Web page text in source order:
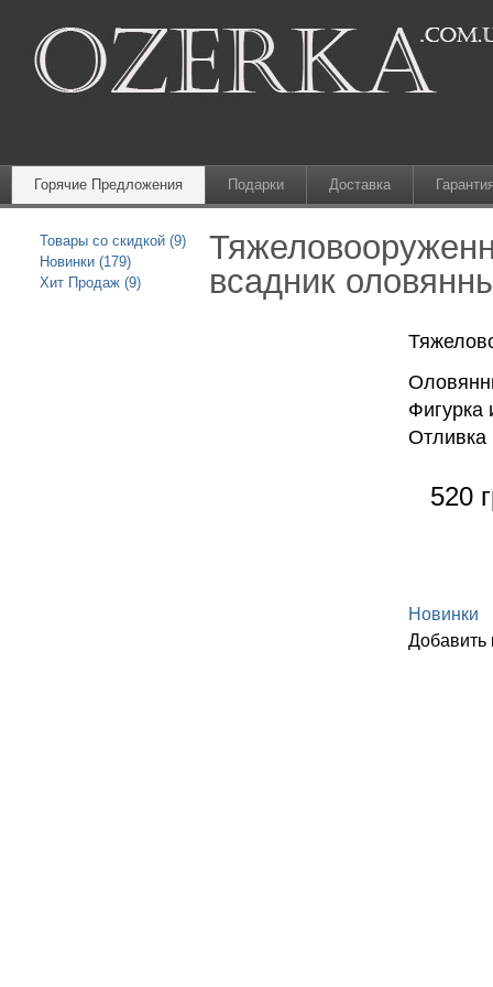
Горячие Предложения Подарки Доставка
Товары со скидкой (9)
Новинки (179)
Хит Продаж (9)
всадник
Фигурка
Отливка
520
Новинки
Добавить